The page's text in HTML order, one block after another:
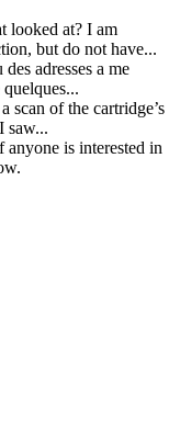
looked at? I am
, but do not have...
des adresses a me
.
scan of the cartridge’s
saw...
anyone is interested in